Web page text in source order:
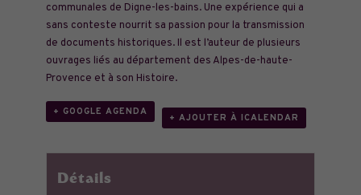
communales de Digne-les-bains. Une expérience qui a
sans conteste nourrit sa passion pour la transmission
de documents historiques. Il est l’auteur de plusieurs
ouvrages liés au département des Alpes-de-haute-
Provence et à son Histoire.
+ GOOGLE AGENDA
+ AJOUTER À ICALENDAR
Détails